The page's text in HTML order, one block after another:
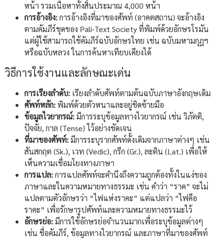
หน้า รวมเนื้อหาทั้งสิ้นประมาณ 4,000 หน้า
การอ้างอิง:การอ้างอิงที่มาของศัพท์ (อาคตสถาน) จะอ้างอิง
ตามคัมภีร์ชุดของ Pali-Text Society ที่พิมพ์ด้วยอักษรโรมัน
แต่ผู้ใช้สามารถใช้คัมภีร์ฉบับอักษรไทย เช่น ฉบับมหามกุฎฯ
หรือฉบับหลวง ในการค้นหาเทียบเคียงได้
วิธีการใช้งานและลักษณะเด่น
การเรียงลำดับ: เรียงลำดับศัพท์ตามต้นฉบับภาษาอังกฤษเดิม
ศัพท์หลัก:พิมพ์ด้วยตัวหนาและอยู่ชิดซ้ายมือ
ข้อมูลไวยากรณ์:มีการระบุข้อมูลทางไวยากรณ์ เช่น วิภัตติ,
ปัจจัย, กาล (Tense) ไว้อย่างชัดเจน
ที่มาของศัพท์:มีการระบุรากศัพท์ดั้งเดิมจากภาษาต่างๆ เช่น
สันสกฤต (Sk.), เวท (Vedic), กรีก (Gr.), ละติน (Lat.) เพื่อให้
เห็นความเชื่อมโยงทางภาษา
การแปล:การแปลศัพท์จะคำนึงถึงความถูกต้องทั้งในแง่ของ
ภาษาและในความหมายทางธรรมะ เช่น คำว่า “ราค” จะไม่
แปลตามตัวอักษรว่า “ไฟแห่งราคะ” แต่แปลว่า “ไฟคือ
ราคะ” เพื่อรักษารูปศัพท์และความหมายทางธรรมะไว้
อักษรย่อ:มีการใช้อักษรย่อจำนวนมากเพื่อระบุข้อมูลต่างๆ
เช่น ชื่อคัมภีร์, ข้อมูลทางไวยากรณ์ และภาษาที่มาของศัพท์